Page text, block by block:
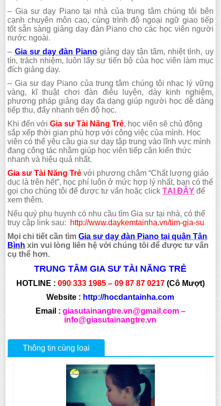
– Gia sư dạy Piano tại nhà của trung tâm chúng tôi bên
cạnh chuyên môn cao, cùng trình độ ngoại ngữ giao tiếp
tốt sẵn sàng giảng dạy đàn Piano cho các học viên người
nước ngoài.
– Gia sư dạy đàn Pianogiảng dạy tận tâm, nhiệt tình, uy
tín, trách nhiệm, luôn lấy sự tiến bộ của học viên làm mục
đích giảng dạy.
– Gia sư dạy Piano của trung tâm chúng tôi nhạc lý vững
vàng, kĩ thuật chơi đàn điêu luyện, dày kinh nghiệm,
phương pháp giảng dạy đa dạng giúp người học dễ dàng
tiếp thu, đẩy nhanh tiến độ học.
Khi đến vớiGia sư Tài Năng Trẻ, học viên sẽ chủ động
sắp xếp thời gian phù hợp với công việc của mình. Học
viên có thể yêu cầu gia sư dạy tập trung vào lĩnh vực mình
đang công tác nhằm giúp học viên tiếp cận kiến thức
nhanh và hiệu quả nhất.
Gia sư Tài Năng Trẻ với phương châm “Chất lượng giáo
dục là trên hết”, học phí luôn ở mức hợp lý nhất, bạn có thể
gọi cho chúng tôi để được tư vấn hoặc clickTẠI ĐÂY để
xem thêm.
Nếu quý phụ huynh có nhu cầu tìm Gia sư tại nhà, có thể
truy cập link sau: http://www.daykemtainha.vn/tim-gia-su
Mọi chi tiết cần tìmGia sư dạy đàn Piano tại quận Tân
Bình xin vui lòng liên hệ với chúng tôi để được tư vấn
cụ thể hơn.
TRUNG TÂM GIA SƯ TÀI NĂNG TRẺ
HOTLINE : 090 333 1985 – 09 87 87 0217 (Cô Mượt)
Website : http://hocdantainha.com
Email : giasutainangtre.vn@gmail.com –
info@giasutainangtre.vn
Thông tin cùng loại